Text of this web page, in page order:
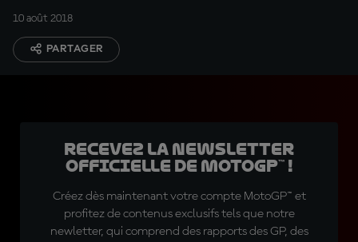
10 août 2018
PARTAGER
Recevez la Newsletter
officielle de MotoGP™ !
Créez dès maintenant votre compte MotoGP™ et
profitez de contenus exclusifs tels que notre
newletter, qui comprend des rapports des GP, des